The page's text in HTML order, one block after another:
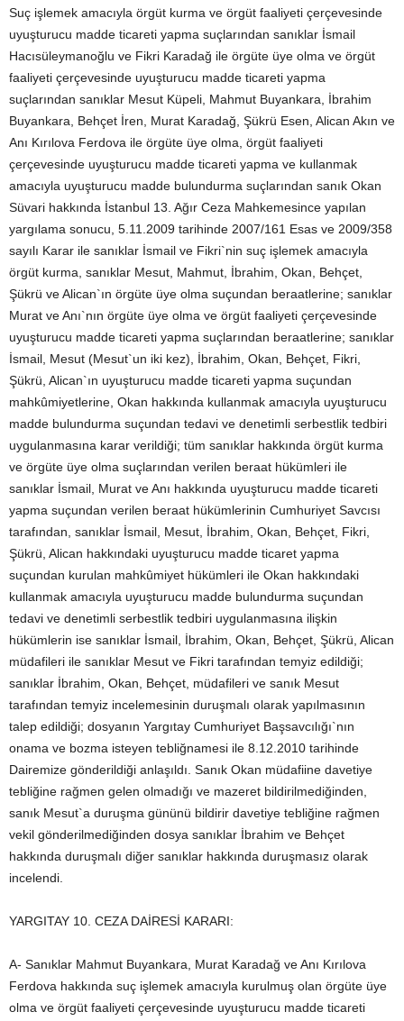
Suç işlemek amacıyla örgüt kurma ve örgüt faaliyeti çerçevesinde
uyuşturucu madde ticareti yapma suçlarından sanıklar İsmail
Hacısüleymanoğlu ve Fikri Karadağ ile örgüte üye olma ve örgüt
faaliyeti çerçevesinde uyuşturucu madde ticareti yapma
suçlarından sanıklar Mesut Küpeli, Mahmut Buyankara, İbrahim
Buyankara, Behçet İren, Murat Karadağ, Şükrü Esen, Alican Akın ve
Anı Kırılova Ferdova ile örgüte üye olma, örgüt faaliyeti
çerçevesinde uyuşturucu madde ticareti yapma ve kullanmak
amacıyla uyuşturucu madde bulundurma suçlarından sanık Okan
Süvari hakkında İstanbul 13. Ağır Ceza Mahkemesince yapılan
yargılama sonucu, 5.11.2009 tarihinde 2007/161 Esas ve 2009/358
sayılı Karar ile sanıklar İsmail ve Fikri`nin suç işlemek amacıyla
örgüt kurma, sanıklar Mesut, Mahmut, İbrahim, Okan, Behçet,
Şükrü ve Alican`ın örgüte üye olma suçundan beraatlerine; sanıklar
Murat ve Anı`nın örgüte üye olma ve örgüt faaliyeti çerçevesinde
uyuşturucu madde ticareti yapma suçlarından beraatlerine; sanıklar
İsmail, Mesut (Mesut`un iki kez), İbrahim, Okan, Behçet, Fikri,
Şükrü, Alican`ın uyuşturucu madde ticareti yapma suçundan
mahkûmiyetlerine, Okan hakkında kullanmak amacıyla uyuşturucu
madde bulundurma suçundan tedavi ve denetimli serbestlik tedbiri
uygulanmasına karar verildiği; tüm sanıklar hakkında örgüt kurma
ve örgüte üye olma suçlarından verilen beraat hükümleri ile
sanıklar İsmail, Murat ve Anı hakkında uyuşturucu madde ticareti
yapma suçundan verilen beraat hükümlerinin Cumhuriyet Savcısı
tarafından, sanıklar İsmail, Mesut, İbrahim, Okan, Behçet, Fikri,
Şükrü, Alican hakkındaki uyuşturucu madde ticaret yapma
suçundan kurulan mahkûmiyet hükümleri ile Okan hakkındaki
kullanmak amacıyla uyuşturucu madde bulundurma suçundan
tedavi ve denetimli serbestlik tedbiri uygulanmasına ilişkin
hükümlerin ise sanıklar İsmail, İbrahim, Okan, Behçet, Şükrü, Alican
müdafileri ile sanıklar Mesut ve Fikri tarafından temyiz edildiği;
sanıklar İbrahim, Okan, Behçet, müdafileri ve sanık Mesut
tarafından temyiz incelemesinin duruşmalı olarak yapılmasının
talep edildiği; dosyanın Yargıtay Cumhuriyet Başsavcılığı`nın
onama ve bozma isteyen tebliğnamesi ile 8.12.2010 tarihinde
Dairemize gönderildiği anlaşıldı. Sanık Okan müdafiine davetiye
tebliğine rağmen gelen olmadığı ve mazeret bildirilmediğinden,
sanık Mesut`a duruşma gününü bildirir davetiye tebliğine rağmen
vekil gönderilmediğinden dosya sanıklar İbrahim ve Behçet
hakkında duruşmalı diğer sanıklar hakkında duruşmasız olarak
incelendi.
YARGITAY 10. CEZA DAİRESİ KARARI:
A- Sanıklar Mahmut Buyankara, Murat Karadağ ve Anı Kırılova
Ferdova hakkında suç işlemek amacıyla kurulmuş olan örgüte üye
olma ve örgüt faaliyeti çerçevesinde uyuşturucu madde ticareti